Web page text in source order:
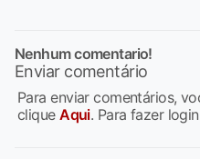
Nenhum comentario!
Enviar comentário
Para enviar comentários,
cliqueAqui. Para fazer